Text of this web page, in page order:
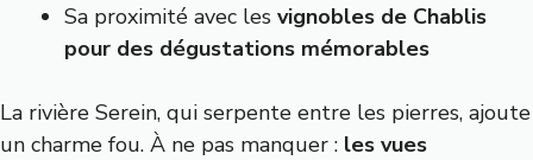
Sa proximité avec les vignobles de Chablis
pour des dégustations mémorables
La rivière Serein, qui serpente entre les pierres, ajoute
un charme fou. À ne pas manquer : les vues